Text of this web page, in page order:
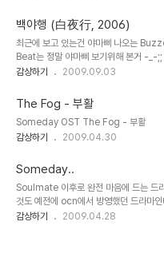
송..
나요 초콜릿 복근만 있으면 되는거임??
선 쵸큼 힘겹게 본 작품이긴 하지만 이
ㅜㅜ 그래도 좋아라 봤지만 ㅋㅋ 재밌음
봐서 이미 본것 같은 느낌;; 곧 봐야겠다
백야행 (白夜行, 2006)
최근에 보고 있는건 야마삐 나오는
Beat는 정말 야마삐 보기위해 본거 -_-;;
라 일주일에 1편밖에 보지 못해서 입소문
나왔던 아야세 하루카와 런치의 여왕에서
타카유키!!! 였다 주인공이 누군지도 모르
봤던 배우들이 나와서 반가웠다 그런데
마가 아닌가! 3일만에 11편 다 보고;; 야마
심을 흔들어 주시는구나... 우울하고 가슴
정말 강추하고 싶은 작품이..
감상하기 2009.09.03
The Fog - 부활
Someday OST The Fog - 부활
감상하기
2009.04.30
Someday..
Soulmate 이후로 완전 마음에 드는 드
것도 예전에 ocn에서 방영했던 드라마
다가 한꺼번에 다 봐버렸다 이진욱 나오
감상하기 2009.04.28